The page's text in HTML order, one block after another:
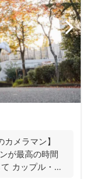
メラマン】
が最高の時間
カップル・